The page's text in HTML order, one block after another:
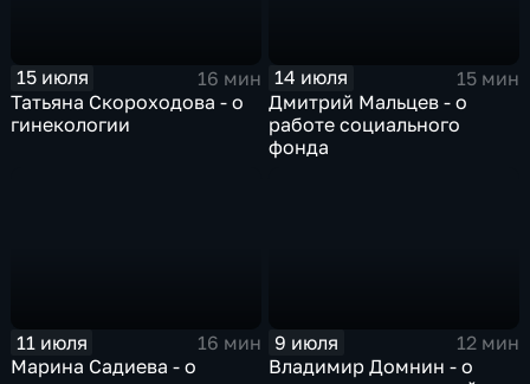
15 июля
16 мин
Татьяна Скороходова - о
гинекологии
14 июля
15 мин
Дмитрий Мальцев - о
работе социального
фонда
11 июля
16 мин
Марина Садиева - о
9 июля
12 мин
Владимир Домнин - о